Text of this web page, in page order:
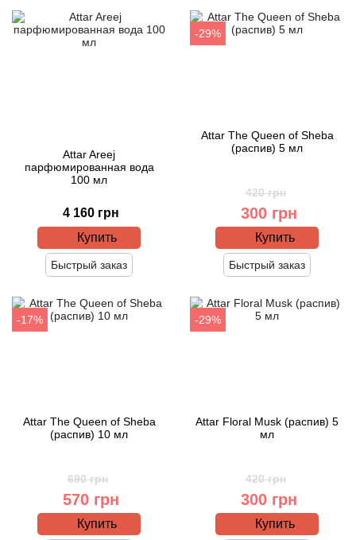
Attar Areej
парфюмированная вода
100 мл
4 160 грн
Купить
Быстрый заказ
-29%
Attar The Queen of Sheba
(распив) 5 мл
420 грн
300 грн
Купить
Быстрый заказ
-17%
Attar The Queen of Sheba
(распив) 10 мл
690 грн
570 грн
Купить
-29%
Attar Floral Musk (распив) 5
мл
420 грн
300 грн
Купить
Banana Republic
Bebe
Benetton
Bentley
Betty Barclay
Bill Blass